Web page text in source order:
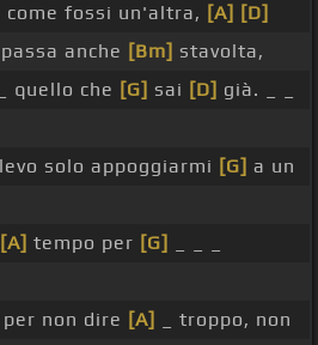
come fossi un'altra, [A] [D]
anche [Bm] stavolta,
quello che [G] sai [D] già. _ _
solo appoggiarmi [G] a un
[A] tempo per [G]
per non dire [A]
_ troppo, non